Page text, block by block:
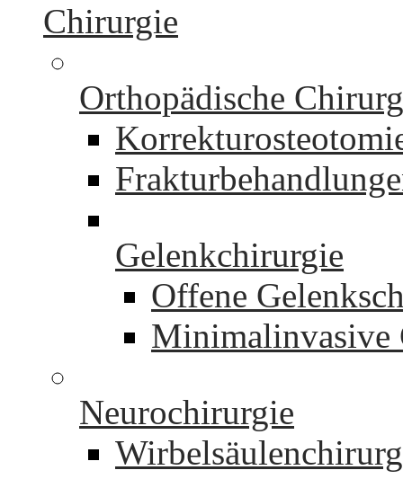
Chirurgie
Orthopädische
Gelenkchirurgie
Offene
Minimalinvasive
Neurochirurgie